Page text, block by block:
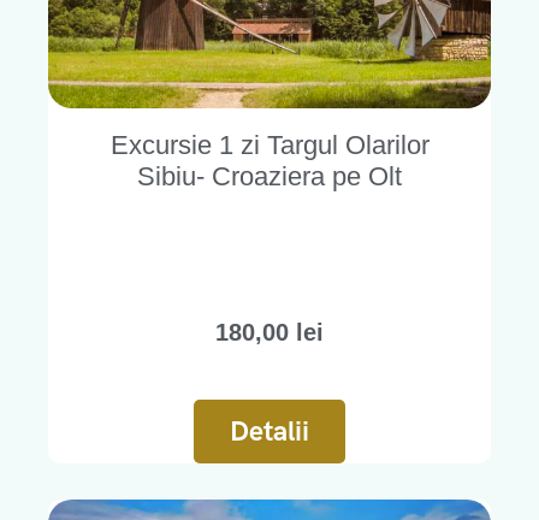
Excursie 1 zi Targul Olarilor
Sibiu- Croaziera pe Olt
180,00 lei
Detalii